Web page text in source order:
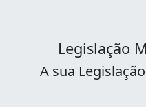
Legislação
A sua